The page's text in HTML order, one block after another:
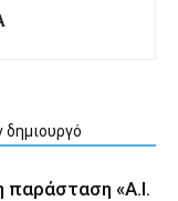
δημιουργό
παράσταση «A.I.